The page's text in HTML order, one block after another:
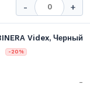
- +
Videx, Черный
-20%
-